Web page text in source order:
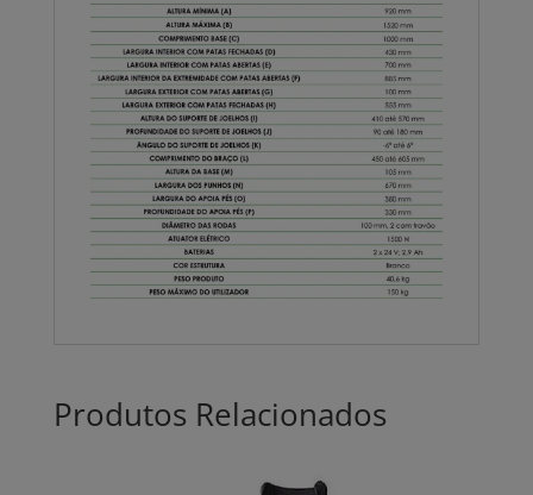
Produtos Relacionados